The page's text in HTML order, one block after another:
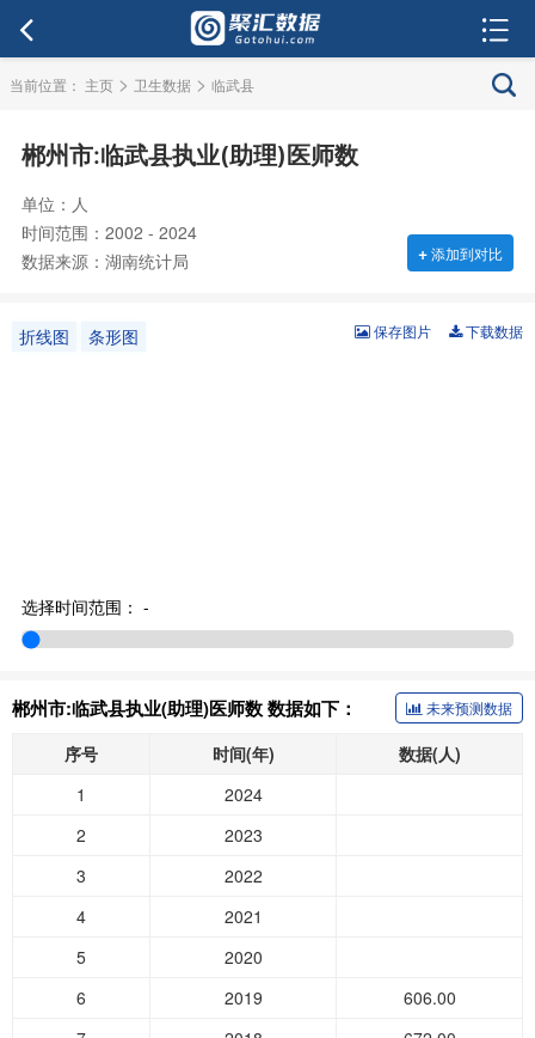
当前位置： 主页 > 卫生数据 > 临武县
郴州市:临武县执业(助理)医师数
单位：人
时间范围：2002 - 2024
数据来源：湖南统计局
+添加到对比
折线图 条形图 下载数据
保存图片
选择时间范围： -
郴州市:临武县执业(助理)医师数 数据如下： 未来预测数据
序号 时间(年)
数据(人)
1
2024
2
2023
3
2022
4
2021
5
2020
6
2019
606.00